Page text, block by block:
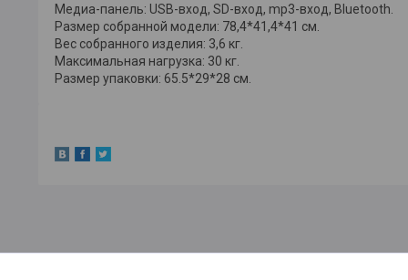
Медиа-панель: USB-вход, SD-вход, mp3-вход, Bluetooth.
Размер собранной модели: 78,4*41,4*41 см.
Вес собранного изделия: 3,6 кг.
Максимальная нагрузка: 30 кг.
Размер упаковки: 65.5*29*28 см.